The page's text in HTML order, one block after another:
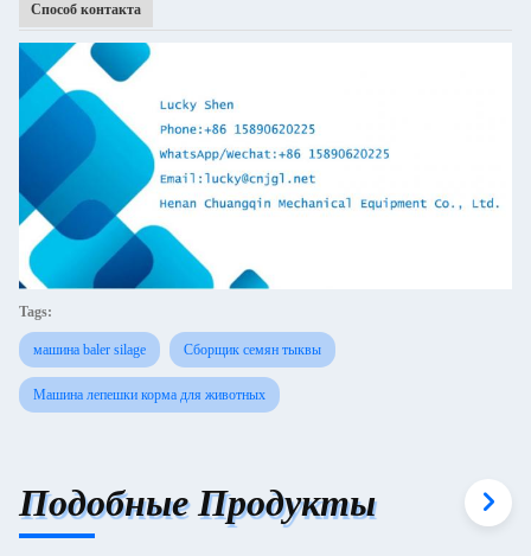
Способ контакта
Tags:
машина baler silage Сборщик семян тыквы
Машина лепешки корма для животных
Подобные Продукты